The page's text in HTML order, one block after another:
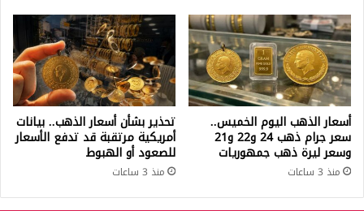
أسعار الذهب اليوم الخميس..
سعر جرام ذهب 24 و22 و21
وسعر ليرة ذهب جمهوريات
منذ 3 ساعات
تحذير بشأن أسعار الذهب.. بيانات
أمريكية مرتقبة قد تدفع الأسعار
للصعود أو الهبوط
منذ 3 ساعات